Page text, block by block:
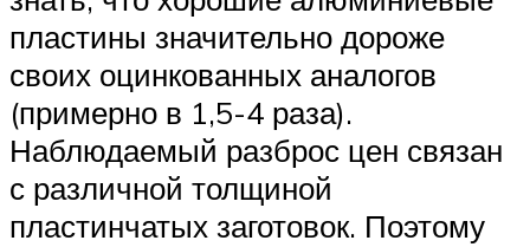
пластины значительно дороже
своих оцинкованных аналогов
(примерно в 1,5-4 раза).
Наблюдаемый разброс цен связан
с различной толщиной
пластинчатых заготовок. Поэтому